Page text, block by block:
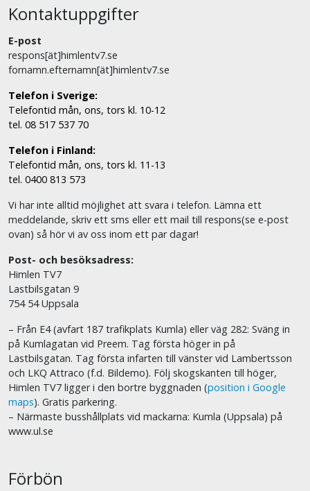
Kontaktuppgifter
E-post
respons[ät]himlentv7.se
fornamn.efternamn[ät]himlentv7.se
Telefon i Sverige:
Telefontid mån, ons, tors kl. 10-12
tel. 08 517 537 70
Telefon i Finland:
Telefontid mån, ons, tors kl. 11-13
tel. 0400 813 573
Vi har inte alltid möjlighet att svara i telefon. Lämna ett
meddelande, skriv ett sms eller ett mail till respons(se e-post
ovan) så hör vi av oss inom ett par dagar!
Post- och besöksadress:
Himlen TV7
Lastbilsgatan 9
754 54 Uppsala
– Från E4 (avfart 187 trafikplats Kumla) eller väg 282: Sväng in
på Kumlagatan vid Preem. Tag första höger in på
Lastbilsgatan. Tag första infarten till vänster vid Lambertsson
och LKQ Attraco (f.d. Bildemo). Följ skogskanten till höger,
Himlen TV7 ligger i den bortre byggnaden (position i Google
maps). Gratis parkering.
– Närmaste busshållplats vid mackarna: Kumla (Uppsala) på
www.ul.se
Förbön